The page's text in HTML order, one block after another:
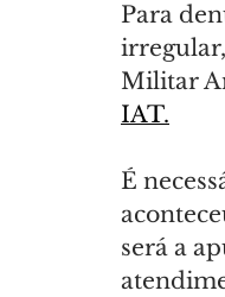
Para
Militar
IAT.
É
será a